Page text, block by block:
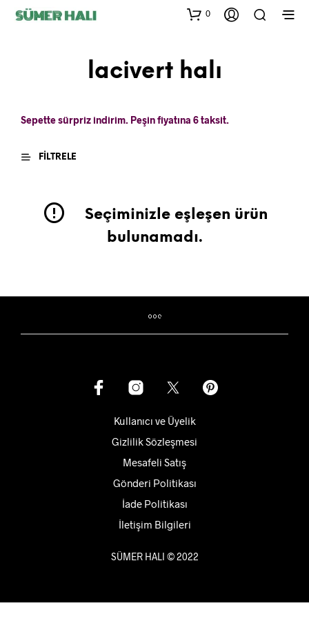
0
lacivert halı
Sepette sürpriz indirim. Peşin fiyatına 6 taksit.
FILTRELE
Seçiminizle eşleşen ürün
bulunamadı.
Kullanıcı ve Üyelik
Gizlilik Sözleşmesi
Mesafeli Satış
Gönderi Politikası
İade Politikası
İletişim Bilgileri
SÜMER HALI © 2022